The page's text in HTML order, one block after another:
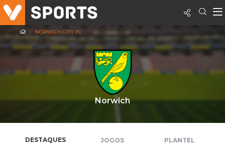
NORWICH CITY FC
Norwich
DESTAQUES JOGOS PLANTEL